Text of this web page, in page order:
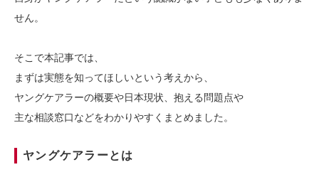
せん。
そこで本記事では、
まずは実態を知ってほしいという考えから、
ヤングケアラーの概要や日本現状、抱える問題点や
主な相談窓口などをわかりやすくまとめました。
ヤングケアラーとは